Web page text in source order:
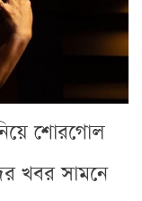
শোরগোল
খবর সামনে